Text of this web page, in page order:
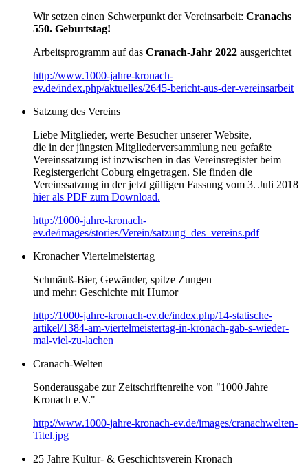
Wir setzen einen Schwerpunkt der Vereinsarbeit: Cranachs
550. Geburtstag!
Arbeitsprogramm auf das Cranach-Jahr 2022 ausgerichtet
http://www.1000-jahre-kronach-
ev.de/index.php/aktuelles/2645-bericht-aus-der-vereinsarbeit
Satzung des Vereins
Liebe Mitglieder, werte Besucher unserer Website,
die in der jüngsten Mitgliederversammlung neu gefaßte
Vereinssatzung ist inzwischen in das Vereinsregister beim
Registergericht Coburg eingetragen. Sie finden die
Vereinssatzung in der jetzt gültigen Fassung vom 3. Juli 2018
hier als PDF zum Download.
http://1000-jahre-kronach-
ev.de/images/stories/Verein/satzung_des_vereins.pdf
Kronacher Viertelmeistertag
Schmäuß-Bier, Gewänder, spitze Zungen
und mehr: Geschichte mit Humor
http://1000-jahre-kronach-ev.de/index.php/14-statische-
artikel/1384-am-viertelmeistertag-in-kronach-gab-s-wieder-
mal-viel-zu-lachen
Cranach-Welten
Sonderausgabe zur Zeitschriftenreihe von "1000 Jahre
Kronach e.V."
http://www.1000-jahre-kronach-ev.de/images/cranachwelten-
Titel.jpg
25 Jahre Kultur- & Geschichtsverein Kronach